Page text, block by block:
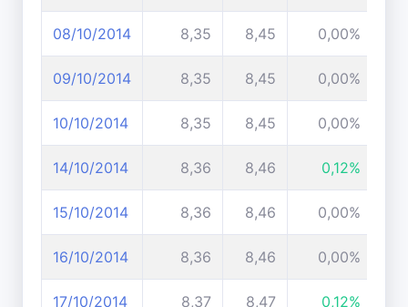
08/10/2014 8,35 8,45 0,00%
09/10/2014 8,35 8,45 0,00%
10/10/2014 8,35 8,45 0,00%
14/10/2014 8,36 8,46 0,12%
15/10/2014 8,36 8,46 0,00%
16/10/2014 8,36 8,46 0,00%
17/10/2014 8,37 8,47 0,12%